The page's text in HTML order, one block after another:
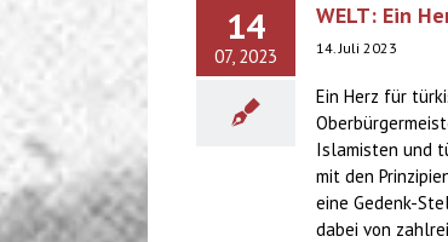
14
07, 2023
WELT: Ein
14. Juli 2023
Ein Herz für
Islamisten und
mit den
eine Gedenk-
dabei von